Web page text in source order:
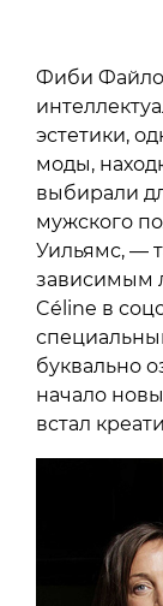
Фиби Файло
эстетики,
моды,
выбирали
мужского
Уильямс, —
зависимым
Céline в
буквально
начало
встал